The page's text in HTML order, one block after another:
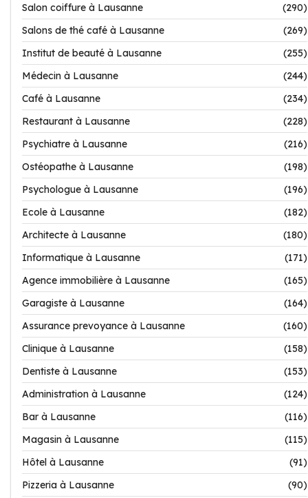
Salon coiffure à Lausanne
(290)
Salons de thé café à Lausanne
(269)
Institut de beauté à Lausanne
(255)
Médecin à Lausanne
(244)
Café à Lausanne
(234)
Restaurant à Lausanne
(228)
Psychiatre à Lausanne
(216)
Ostéopathe à Lausanne
(198)
Psychologue à Lausanne
(196)
Ecole à Lausanne
(182)
Architecte à Lausanne
(180)
Informatique à Lausanne
(171)
Agence immobilière à Lausanne
(165)
Garagiste à Lausanne
(164)
Assurance prevoyance à Lausanne
(160)
Clinique à Lausanne
(158)
Dentiste à Lausanne
(153)
Administration à Lausanne
(124)
Bar à Lausanne
(116)
Magasin à Lausanne
(115)
Hôtel à Lausanne
(91)
Pizzeria à Lausanne
(90)